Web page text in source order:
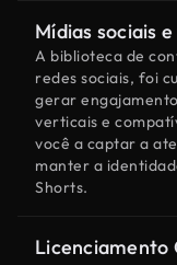
Mídias sociais
A biblioteca de
redes sociais, foi
gerar
verticais e
você a captar a
manter a
Shorts.
Licenciamento